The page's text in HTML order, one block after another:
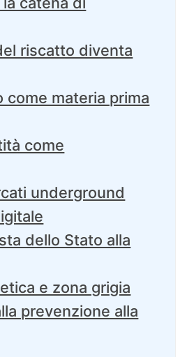
riscatto diventa
materia prima
come
underground
dello Stato alla
e zona grigia
prevenzione alla